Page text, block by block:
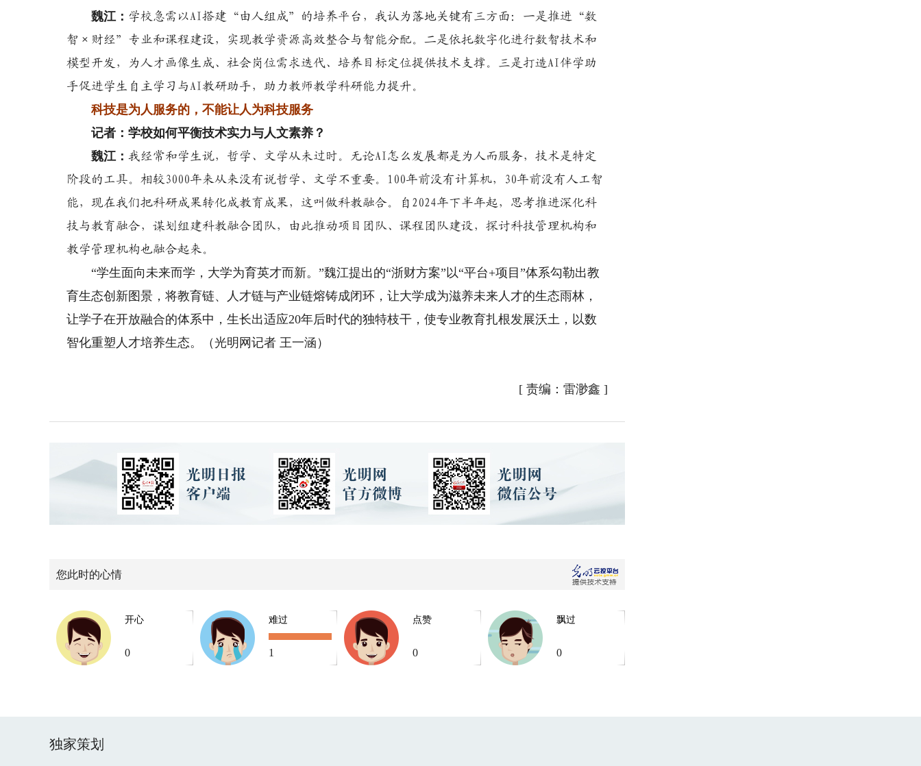
魏江： 学校急需以AI搭建“由人组成”的培养平台，我认为落地关键有三方面：一是推进“数
智×财经”专业和课程建设，实现教学资源高效整合与智能分配。二是依托数字化进行数智技术和
模型开发，为人才画像生成、社会岗位需求迭代、培养目标定位提供技术支撑。三是打造AI伴学助
手促进学生自主学习与AI教研助手，助力教师教学科研能力提升。
科技是为人服务的，不能让人为科技服务
记者：学校如何平衡技术实力与人文素养？
魏江：我经常和学生说，哲学、文学从未过时。无论AI怎么发展都是为人而服务，技术是特定
阶段的工具。相较3000年来从来没有说哲学、文学不重要。100年前没有计算机，30年前没有人工智
能，现在我们把科研成果转化成教育成果，这叫做科教融合。自2024年下半年起，思考推进深化科
技与教育融合，谋划组建科教融合团队，由此推动项目团队、课程团队建设，探讨科技管理机构和
教学管理机构也融合起来。
“学生面向未来而学，大学为育英才而新。”魏江提出的“浙财方案”以“平台+项目”体系勾勒出教
育生态创新图景，将教育链、人才链与产业链熔铸成闭环，让大学成为滋养未来人才的生态雨林，
让学子在开放融合的体系中，生长出适应20年后时代的独特枝干，使专业教育扎根发展沃土，以数
智化重塑人才培养生态。
（光明网记者 王一涵）
[ 责编：雷渺鑫 ]
您此时的心情
开心
0
难过
1
点赞
0
飘过
0
独家策划